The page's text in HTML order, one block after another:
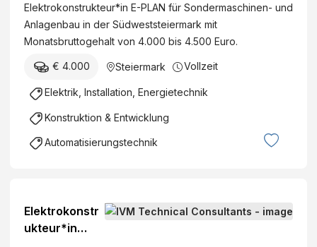
Elektrokonstrukteur*in E-PLAN für Sondermaschinen- und
Anlagenbau in der Südweststeiermark mit
Monatsbruttogehalt von 4.000 bis 4.500 Euro.
€ 4.000 Steiermark Vollzeit
Elektrik, Installation, Energietechnik
Konstruktion & Entwicklung
Automatisierungstechnik
Elektrokonstr
ukteur*in